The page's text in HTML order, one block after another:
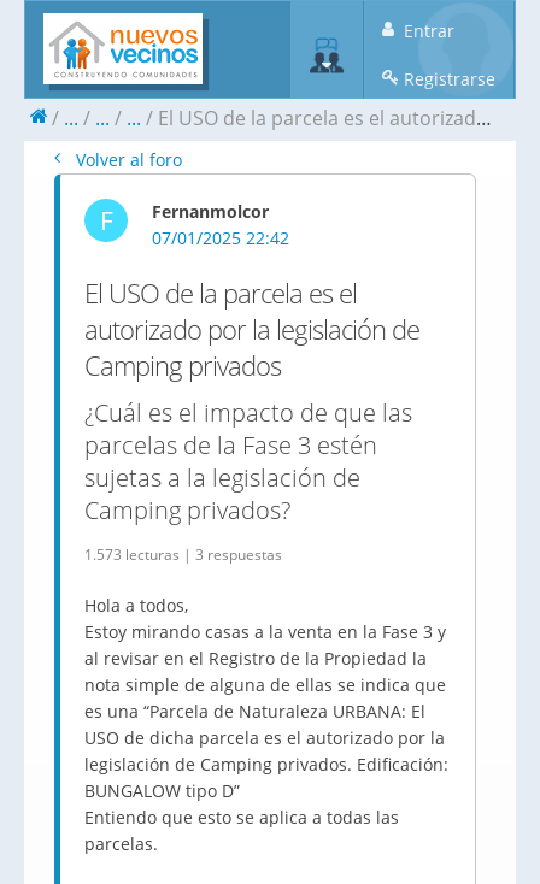
Entrar
Registrarse
... ... ... El USO de la parcela es el autorizado por la legislación de Camping privados
Volver al foro
F
Fernanmolcor
07/01/2025 22:42
El USO de la parcela es el
autorizado por la legislación de
Camping privados
¿Cuál es el impacto de que las
parcelas de la Fase 3 estén
sujetas a la legislación de
Camping privados?
1.573 lecturas | 3 respuestas
Hola a todos,
Estoy mirando casas a la venta en la Fase 3 y
al revisar en el Registro de la Propiedad la
nota simple de alguna de ellas se indica que
es una “Parcela de Naturaleza URBANA: El
USO de dicha parcela es el autorizado por la
legislación de Camping privados. Edificación:
BUNGALOW tipo D”
Entiendo que esto se aplica a todas las
parcelas.